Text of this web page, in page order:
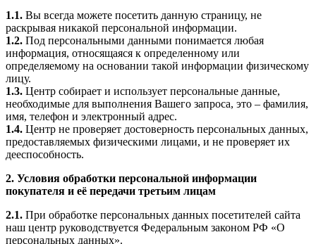
1.1. Вы всегда можете посетить данную страницу, не
раскрывая никакой персональной информации.
1.2. Под персональными данными понимается любая
информация, относящаяся к определенному или
определяемому на основании такой информации физическому
лицу.
1.3. Центр собирает и использует персональные данные,
необходимые для выполнения Вашего запроса, это – фамилия,
имя, телефон и электронный адрес.
1.4. Центр не проверяет достоверность персональных данных,
предоставляемых физическими лицами, и не проверяет их
дееспособность.
2. Условия обработки персональной информации
покупателя и её передачи третьим лицам
2.1. При обработке персональных данных посетителей сайта
наш центр руководствуется Федеральным законом РФ «О
персональных данных».